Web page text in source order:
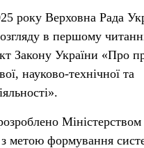
року Верховна Рада
в першому
Закону України «Про
науково-технічної та
Міністерством
метою формування